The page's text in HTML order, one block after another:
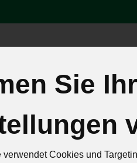
Sie
verwendet Cookies und